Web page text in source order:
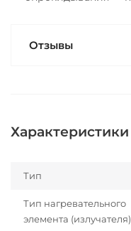
Отзывы
Характеристики
Тип
Тип нагревательного
элемента (излучателя)